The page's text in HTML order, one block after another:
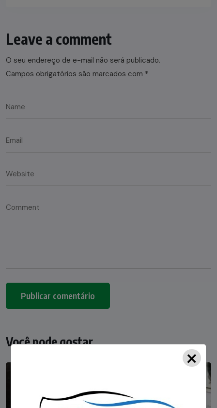
Leave a comment
O seu endereço de e-mail não será publicado.
Campos obrigatórios são marcados com *
Você pode gostar
×